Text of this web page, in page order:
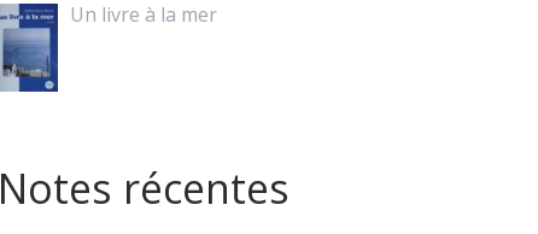
Un livre à la mer
Notes récentes